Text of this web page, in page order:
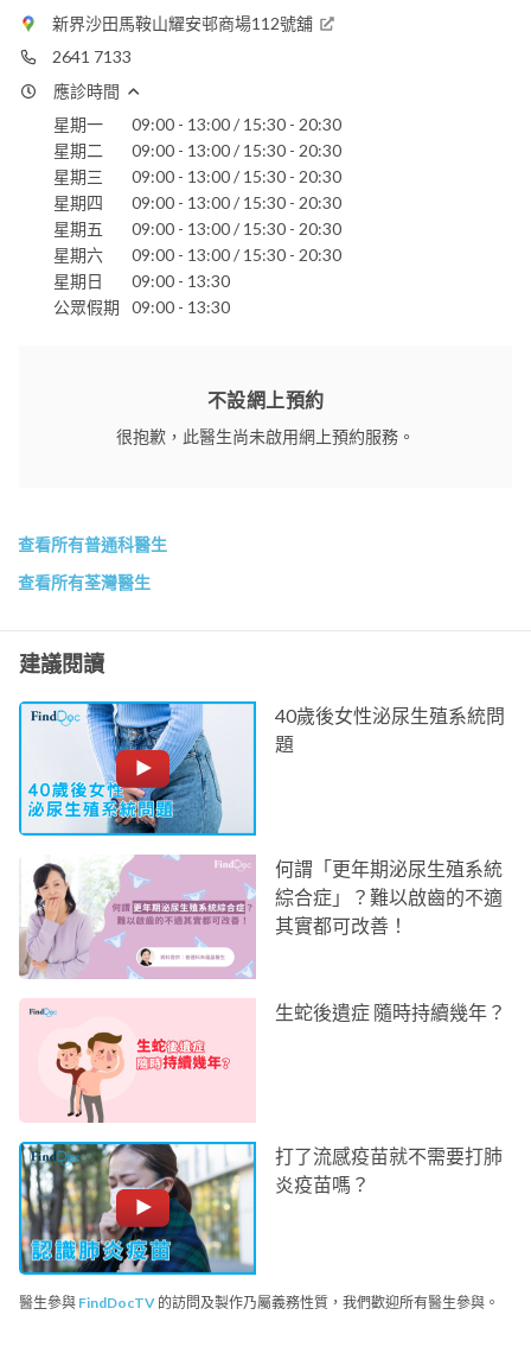
新界沙田馬鞍山耀安邨商場112號舖
2641 7133
應診時間
星期一
09:00 - 13:00 / 15:30 - 20:30
星期二
09:00 - 13:00 / 15:30 - 20:30
星期三
09:00 - 13:00 / 15:30 - 20:30
星期四
09:00 - 13:00 / 15:30 - 20:30
星期五
09:00 - 13:00 / 15:30 - 20:30
星期六
09:00 - 13:00 / 15:30 - 20:30
星期日
09:00 - 13:30
公眾假期
09:00 - 13:30
不設網上預約
很抱歉，此醫生尚未啟用網上預約服務。
查看所有普通科醫生
查看所有荃灣醫生
建議閱讀
40歲後女性泌尿生殖系統問
題
何謂「更年期泌尿生殖系統
綜合症」？難以啟齒的不適
其實都可改善！
生蛇後遺症 隨時持續幾年？
打了流感疫苗就不需要打肺
炎疫苗嗎？
醫生參與 FindDocTV 的訪問及製作乃屬義務性質，我們歡迎所有醫生參與。